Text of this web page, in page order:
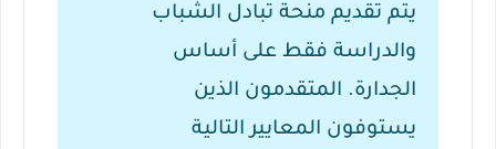
يتم تقديم منحة تبادل الشباب
والدراسة فقط على أساس
الجدارة. المتقدمون الذين
يستوفون المعايير التالية